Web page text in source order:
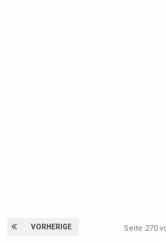
VORHERIGE Seite 270